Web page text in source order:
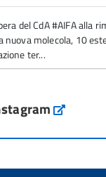
del CdA #AIFA alla
nuova molecola, 10
ter...
si conferma tra i primi